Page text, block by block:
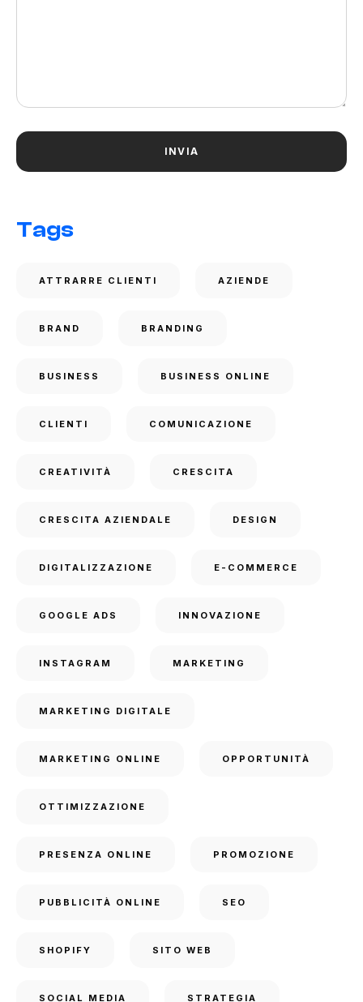
Tags
ATTRARRE CLIENTI AZIENDE
BRAND BRANDING
BUSINESS BUSINESS ONLINE
CLIENTI COMUNICAZIONE
CREATIVITÀ CRESCITA
CRESCITA AZIENDALE DESIGN
DIGITALIZZAZIONE E-COMMERCE
GOOGLE ADS INNOVAZIONE
INSTAGRAM MARKETING
MARKETING DIGITALE
MARKETING ONLINE OPPORTUNITÀ
OTTIMIZZAZIONE
PRESENZA ONLINE PROMOZIONE
PUBBLICITÀ ONLINE SEO
SHOPIFY SITO WEB
SOCIAL MEDIA STRATEGIA